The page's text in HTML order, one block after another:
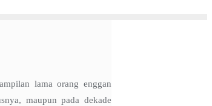
lama orang enggan
maupun pada dekade